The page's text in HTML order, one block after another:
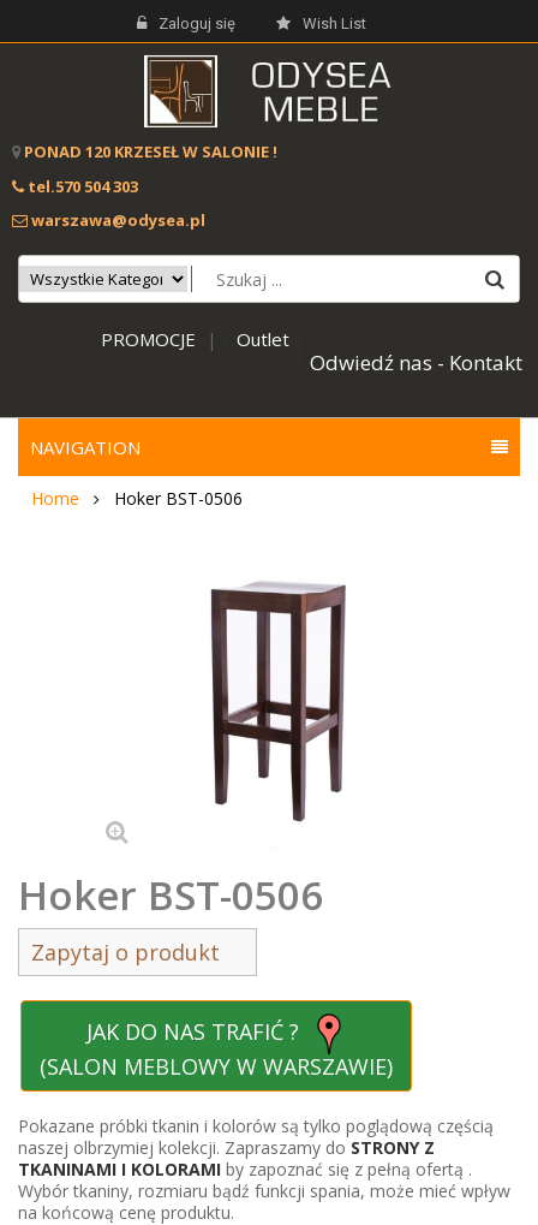
Zaloguj się Wish List
PONAD 120 KRZESEŁ W SALONIE !
tel.570 504 303
warszawa@odysea.pl
PROMOCJE | Outlet
Odwiedź nas - Kontakt
NAVIGATION
Home Hoker BST-0506
Hoker BST-0506
Zapytaj o produkt
JAK DO NAS TRAFIĆ ?
(SALON MEBLOWY W WARSZAWIE)
Pokazane próbki tkanin i kolorów są tylko poglądową częścią
naszej olbrzymiej kolekcji. Zapraszamy do STRONY Z
TKANINAMI I KOLORAMI by zapoznać się z pełną ofertą .
Wybór tkaniny, rozmiaru bądź funkcji spania, może mieć wpływ
na końcową cenę produktu.